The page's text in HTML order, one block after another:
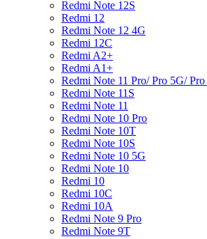
Redmi Note 12S
Redmi 12
Redmi Note 12 4G
Redmi 12C
Redmi A2+
Redmi A1+
Redmi Note 11 Pro/ Pro 5G/ Pro
Redmi Note 11S
Redmi Note 11
Redmi Note 10 Pro
Redmi Note 10T
Redmi Note 10S
Redmi Note 10 5G
Redmi Note 10
Redmi 10
Redmi 10C
Redmi 10A
Redmi Note 9 Pro
Redmi Note 9T